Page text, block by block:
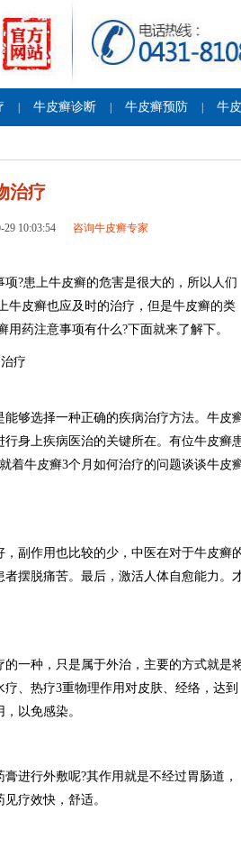
牛皮癣诊断 牛皮癣预防 牛
治疗
10:03:54 咨询牛皮癣专家
患上牛皮癣的危害是很大的，所以人们
牛皮癣也应及时的治疗，但是牛皮癣的类
药注意事项有什么?下面就来了解下。
够选择一种正确的疾病治疗方法。牛皮
身上疾病医治的关键所在。有位牛皮癣
着牛皮癣3个月如何治疗的问题谈谈牛皮
副作用也比较的少，中医在对于牛皮癣
摆脱痛苦。最后，激活人体自愈能力。
一种，只是属于外治，主要的方式就是
、热疗3重物理作用对皮肤、经络，达到
以免感染。
行外敷呢?其作用就是不经过胃肠道，
疗效快，舒适。